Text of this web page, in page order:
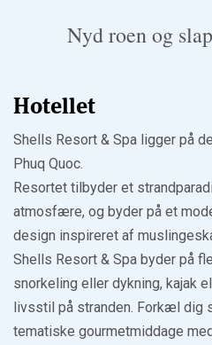
Nyd roen og
Hotellet
Shells Resort & Spa ligger på
Phuq Quoc.
Resortet tilbyder et
atmosfære, og byder på et
design inspireret af
Shells Resort & Spa byder på
snorkeling eller dykning, kajak
livsstil på stranden. Forkæl dig
tematiske gourmetmiddage